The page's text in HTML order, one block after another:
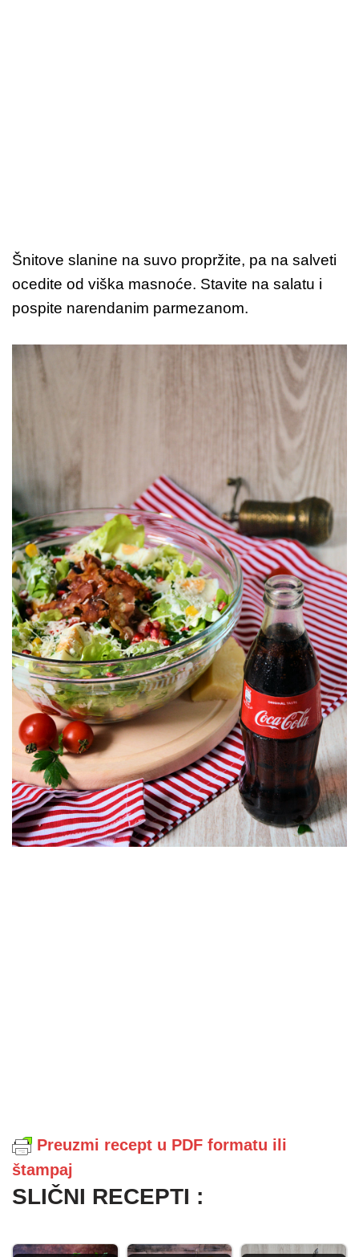
Šnitove slanine na suvo propržite, pa na salveti
ocedite od viška masnoće. Stavite na salatu i
pospite narendanim parmezanom.
Preuzmi recept u PDF formatu ili
štampaj
SLIČNI RECEPTI :